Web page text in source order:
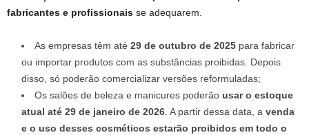
fabricantes e profissionais se adequarem.
As empresas têm até 29 de outubro de 2025 para fabricar
ou importar produtos com as substâncias proibidas. Depois
disso, só poderão comercializar versões reformuladas;
Os salões de beleza e manicures poderão usar o estoque
atual até 29 de janeiro de 2026. A partir dessa data, a venda
e o uso desses cosméticos estarão proibidos em todo o